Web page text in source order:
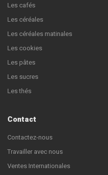
Les cafés
Les céréales
Les céréales matinales
Les cookies
Les pâtes
Les sucres
Les thés
Contact
Contactez-nous
Travailler avec nous
Ventes Internationales